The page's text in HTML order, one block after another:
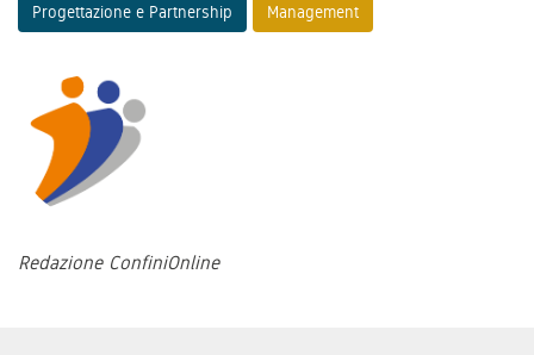
Progettazione e Partnership Management
Redazione ConfiniOnline